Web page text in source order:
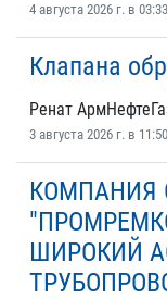
4 августа 2026 г. в 03:33
Клапана
Ренат
3 августа 2026 г. в 11:50
КОМПАНИЯ
ШИРОКИЙ